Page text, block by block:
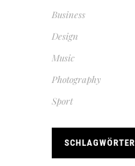
Business
Design
Music
Photography
Sport
SCHLAGWÖRTER